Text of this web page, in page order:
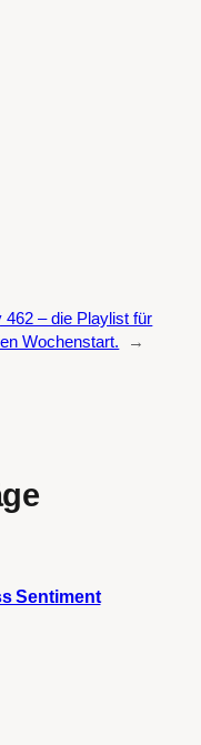
462 – die Playlist für
Wochenstart.
→
Sentiment